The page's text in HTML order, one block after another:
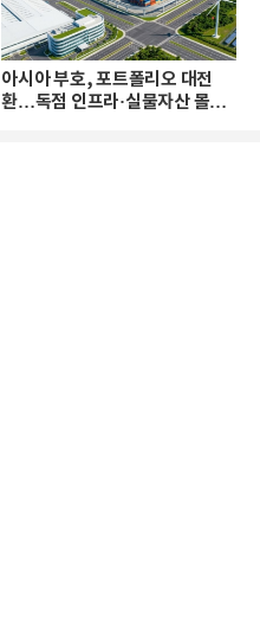
아시아 부호, 포트폴리오 대전
환…독점 인프라·실물자산 몰린